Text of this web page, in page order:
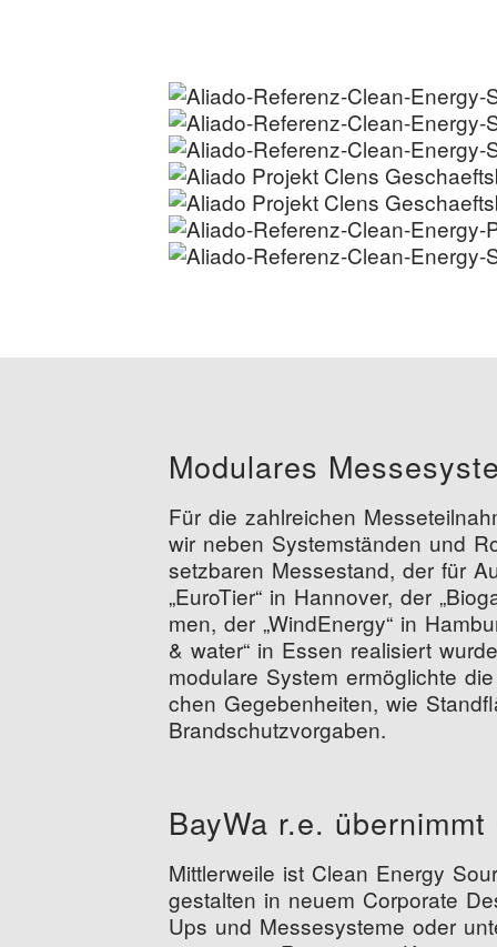
Modu­la­res
Für die zahl­rei­chen
wir neben Sys­tem­stän­den und
setz­ba­ren Mes­se­stand, der für
„Euro­Tier“ in Han­no­ver, der „
men, der „Wind­Ener­gy“ in
& water“ in Essen rea­li­siert
modu­la­re Sys­tem ermög­lich­te
chen Gege­ben­hei­ten, wie
Brandschutzvorgaben.
Bay­Wa r.e. über­nimmt
Mitt­ler­wei­le ist Clean Ener­gy
gestal­ten in neu­em Cor­po­ra­te
Ups und Mes­se­sys­te­me oder